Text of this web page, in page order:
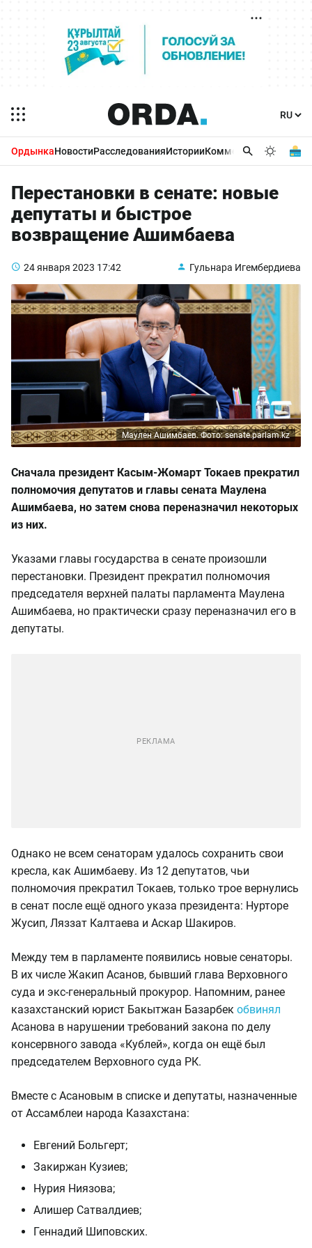
ОрдынкаНовостиРасследованияИсторииКомментарииБизнес
Перестановки в сенате: новые
депутаты и быстрое
возвращение Ашимбаева
24 января 2023 17:42 Гульнара Игембердиева
Маулен Ашимбаев. Фото: senate.parlam.kz
Сначала президент Касым-Жомарт Токаев прекратил
полномочия депутатов и главы сената Маулена
Ашимбаева, но затем снова переназначил некоторых
из них.
Указами главы государства в сенате произошли
перестановки. Президент прекратил полномочия
председателя верхней палаты парламента Маулена
Ашимбаева, но практически сразу переназначил его в
депутаты.
Однако не всем сенаторам удалось сохранить свои
кресла, как Ашимбаеву. Из 12 депутатов, чьи
полномочия прекратил Токаев, только трое вернулись
в сенат после ещё одного указа президента: Нурторе
Жусип, Ляззат Калтаева и Аскар Шакиров.
Между тем в парламенте появились новые сенаторы.
В их числе Жакип Асанов, бывший глава Верховного
суда и экс-генеральный прокурор. Напомним, ранее
казахстанский юрист Бакытжан Базарбек обвинял
Асанова в нарушении требований закона по делу
консервного завода «Кублей», когда он ещё был
председателем Верховного суда РК.
Вместе с Асановым в списке и депутаты, назначенные
от Ассамблеи народа Казахстана:
Евгений Больгерт;
Закиржан Кузиев;
Нурия Ниязова;
Алишер Сатвалдиев;
Геннадий Шиповских.